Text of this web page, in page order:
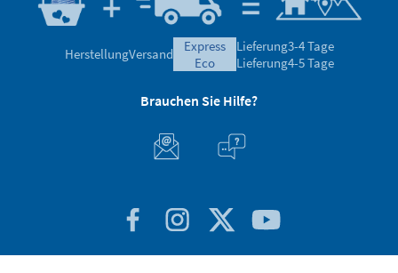
HerstellungVersand
express
eco
Lieferung3-4 Tage
Lieferung4-5 Tage
Brauchen Sie Hilfe?